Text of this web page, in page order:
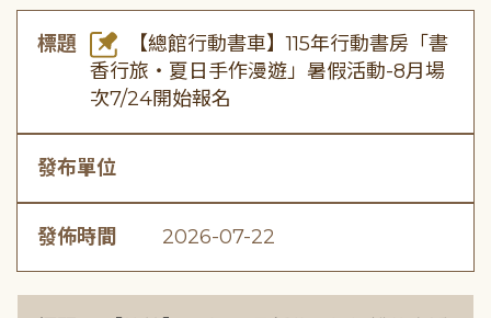
標題
【總館行動書車】115年行動書房「書
香行旅・夏日手作漫遊」暑假活動-8月場
次7/24開始報名
發布單位
發佈時間 2026-07-22